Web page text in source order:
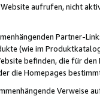
aufrufen, nicht
Partner-
(wie im
befinden, die für
die Homepages